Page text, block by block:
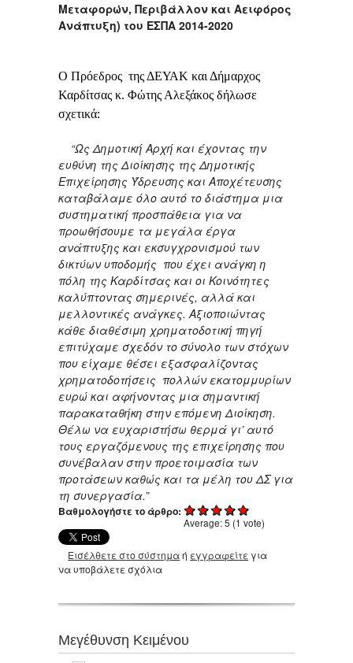
Μεταφορών, Περιβάλλον και Αειφόρος
Ανάπτυξη) του ΕΣΠΑ 2014-2020
Ο Πρόεδρος της ΔΕΥΑΚ και Δήμαρχος
Καρδίτσας κ. Φώτης Αλεξάκος δήλωσε
σχετικά:
“Ως Δημοτική Αρχή και έχοντας την
ευθύνη της Διοίκησης της Δημοτικής
Επιχείρησης Ύδρευσης και Αποχέτευσης
καταβάλαμε όλο αυτό το διάστημα μια
συστηματική προσπάθεια για να
προωθήσουμε τα μεγάλα έργα
ανάπτυξης και εκσυγχρονισμού των
δικτύων υποδομής που έχει ανάγκη η
πόλη της Καρδίτσας και οι Κοινότητες
καλύπτοντας σημερινές, αλλά και
μελλοντικές ανάγκες. Αξιοποιώντας
κάθε διαθέσιμη χρηματοδοτική πηγή
επιτύχαμε σχεδόν το σύνολο των στόχων
που είχαμε θέσει εξασφαλίζοντας
χρηματοδοτήσεις πολλών εκατομμυρίων
ευρώ και αφήνοντας μια σημαντική
παρακαταθήκη στην επόμενη Διοίκηση.
Θέλω να ευχαριστήσω θερμά γι’ αυτό
τους εργαζόμενους της επιχείρησης που
συνέβαλαν στην προετοιμασία των
προτάσεων καθώς και τα μέλη του ΔΣ για
τη συνεργασία.”
Βαθμολογήστε το άρθρο:
Average:5 (1 vote)
Εισέλθετε στο σύστημαή εγγραφείτε για
να υποβάλετε σχόλια
Μεγέθυνση Κειμένου